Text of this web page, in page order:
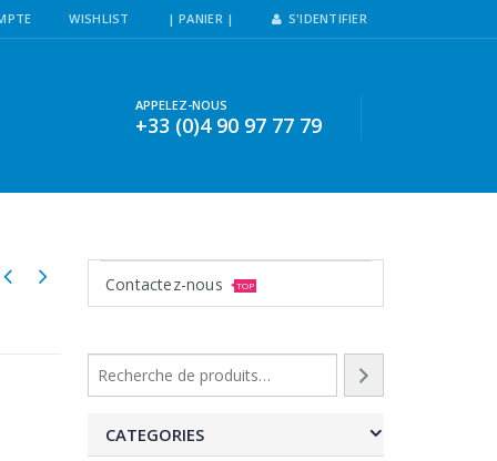
WISHLIST | PANIER | S'IDENTIFIER
APPELEZ-NOUS
+33 (0)4 90 97 77 79
Contactez-nous TOP
CATEGORIES